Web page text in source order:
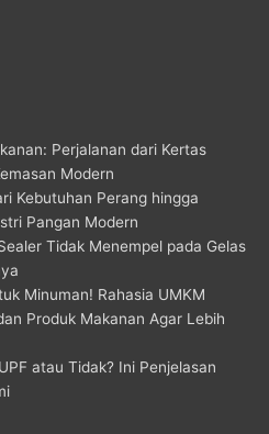
Perjalanan dari Kertas
Modern
Kebutuhan Perang hingga
Pangan Modern
Tidak Menempel pada Gelas
Minuman! Rahasia UMKM
Produk Makanan Agar Lebih
atau Tidak? Ini Penjelasan